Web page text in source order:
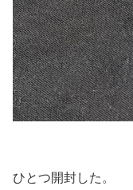
ひとつ開封した。